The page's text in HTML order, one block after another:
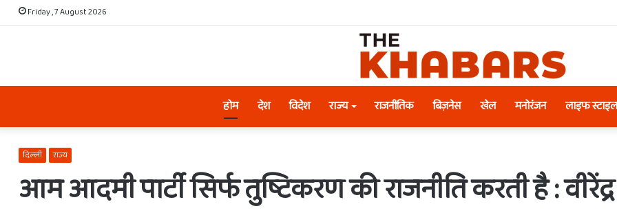
Friday , 7 August 2026
होम देश विदेश राज्य राजनीतिक बिज़नेस खेल मनोरंजन लाइफ स्टाइल
दिल्ली राज्य
आम आदमी पार्टी सिर्फ तुष्टिकरण की राजनीति करती है :